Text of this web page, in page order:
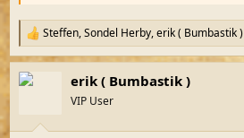
R
e
a
k
Steffen,Sondel Herby,erik ( Bumbastik )
erik ( Bumbastik )
VIP User